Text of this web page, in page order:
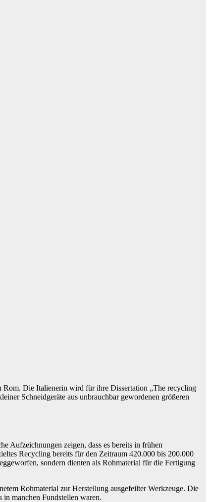
Die Italienerin wird für ihre Dissertation „The recycling
Schneidgeräte aus unbrauchbar gewordenen größeren
Aufzeichnungen zeigen, dass es bereits in frühen
Recycling bereits für den Zeitraum 420.000 bis 200.000
sondern dienten als Rohmaterial für die Fertigung
Rohmaterial zur Herstellung ausgefeilter Werkzeuge. Die
in manchen Fundstellen waren.